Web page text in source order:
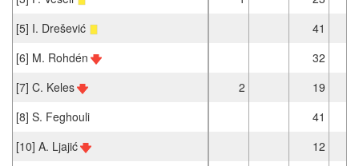
[5] I. Drešević
41
[6] M. Rohdén
32
[7] C. Keles
2 19
[8] S. Feghouli
41
[10] A. Ljajić
12